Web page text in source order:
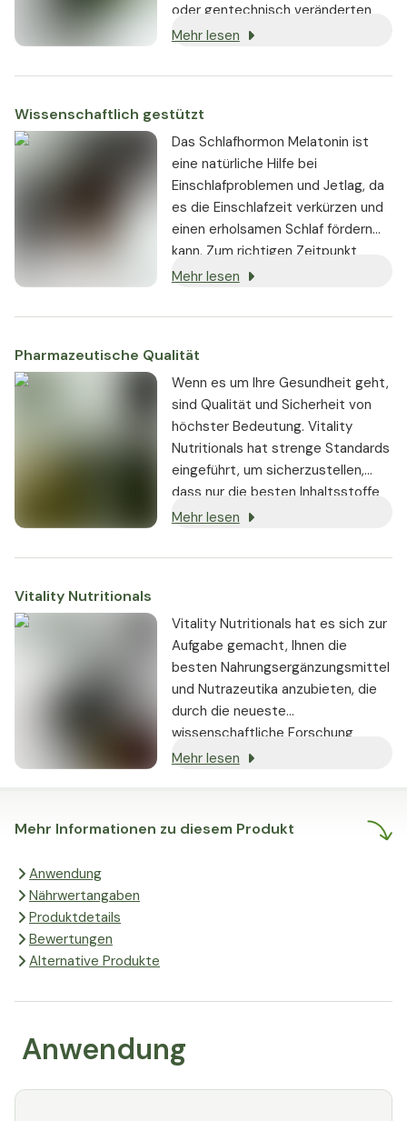
oder gentechnisch veränderten
Substanzen. Wo immer möglich,
Zutaten verwendet.
Mehr lesen
Wissenschaftlich gestützt
Das Schlafhormon Melatonin ist
eine natürliche Hilfe bei
Einschlafproblemen und Jetlag, da
es die Einschlafzeit verkürzen und
einen erholsamen Schlaf fördern
kann. Zum richtigen Zeitpunkt
eingenommen, kann Melatonin
Wach-Rhythmus die
einen tieferen und längeren Schlaf
unterstützen.
Mehr lesen
Pharmazeutische Qualität
Wenn es um Ihre Gesundheit geht,
sind Qualität und Sicherheit von
höchster Bedeutung. Vitality
Nutritionals hat strenge Standards
eingeführt, um sicherzustellen,
dass nur die besten Inhaltsstoffe
von seriösen Lieferanten bezogen
werden:
Mehr lesen
Mehr Informationen zu diesem Produkt
Anwendung
Nährwertangaben
Produktdetails
Bewertungen
Alternative Produkte
Anwendung
Vitality Nutritionals
Vitality Nutritionals hat es sich zur
Aufgabe gemacht, Ihnen die
besten Nahrungsergänzungsmittel
und Nutrazeutika anzubieten, die
durch die neueste
wissenschaftliche Forschung
gestützt werden und nachweislich
Mehr lesen